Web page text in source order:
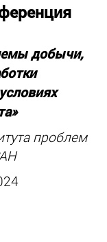
добычи,
проблем